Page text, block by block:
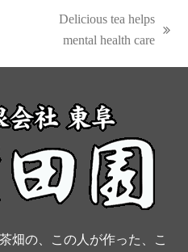
t
r
t
u
e
Delicious tea helps
mental health care
畑の、この人が作った、こ